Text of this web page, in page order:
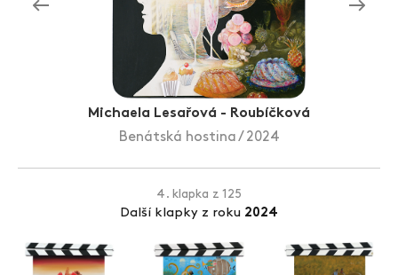
Michaela Lesařová - Roubíčková
Benátská hostina / 2024
4. klapka z 125
Další klapky z roku 2024